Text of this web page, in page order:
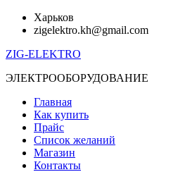
ПерейтиХарьков
zigelektro.kh@gmail.com
ZIG-ELEKTRO
ЭЛЕКТРООБОРУДОВАНИЕ
Главная
Как купить
Прайс
Список желаний
Магазин
Контакты